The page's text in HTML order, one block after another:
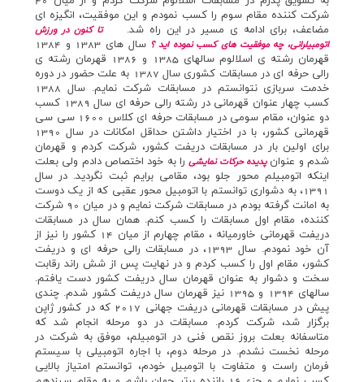
شرکت کننده مقام سوم را کسب نمودم و اين موفقيت، انگيزه اي
مضاعف، براي ادامه ي مسير در اين راه شد.
تا کنون در ورزش
اتومبيلراني، چه موفقيت هاي کسب نموده ايد ؟
سال هاي 1383 و 1384
قهرمان رشته ي اسلالوم سالهاي 1385 و 1386 قهرمان رشته ي
رالي حرفه اي در مسابقات کشوري سال 1387 به علت حضور در دوره
خدمت سربازي نتوانستم در مسابقات شركت نمايم. سال 1388
کسب چهار عنوان قهرماني در رشته رالي حرفه اي سال 1389 کسب
دو عنوان، مقام سومي در مسابقات حرفه اي کلاس 1600 سي سي
قهرماني کشور، با در اختيار داشتن حداقل امکانات در سال 1390
براي اولين بار در مسابقات دريفت کشور، شرکت کردم و قهرمان
شدم و عنوانپديده حركات نمايشيرا به خود اختصاص دادم ولي بعلت
اينکه اتومبيلم محور جلو بود، مقامي برايم ثبت نگرديد. در سال
1391، به دشواري توانستم با اتومبيل محور عقبي که از يک دوست
به امانت گرفته بودم در مسابقات شرکت نمايم و در ميان 90 شرکت
کننده، مقام اول مسابقات را کسب کنم. همان سال در مسابقات
دريفت قهرماني خاورميانه ، مقام چهارم از ميان 14 كشور را نيز از
آن خود نمودم. سال 1393، در مسابقات رالي حرفه اي و دريفت
کشور، مقام اول را کسب کردم و در نهايت پس از شش راند رقابت
سخت و دشوار به عنوان قهرمان سال دريفت کشور دست يافتم.
سالهاي 1394 و 1395 نيز قهرمان سال دريفت کشور شدم. چندي
پيش در مسابقات قهرماني دريفت جهاني 2017 که در کشور ژاپن
برگزار شد، شرکت کردم. مسابقات در دو مرحله انجام شد که
متاسفانه بعلت بروز نقص فني در اتومبيلم، موفق به شرکت در
مرحله نخست نشدم. در مرحله دوم، با اجاره اتومبيلي با سيستم
فرمان راست و متفاوت با اتومبيل خودم، توانستم امتياز بالايي